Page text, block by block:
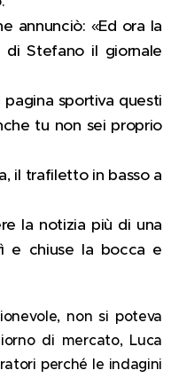
annunciò: «Ed ora la
di Stefano il giornale
sportiva questi
tu non sei proprio
il trafiletto in basso a
la notizia più di una
e chiuse la bocca e
non si poteva
di mercato, Luca
perché le indagini